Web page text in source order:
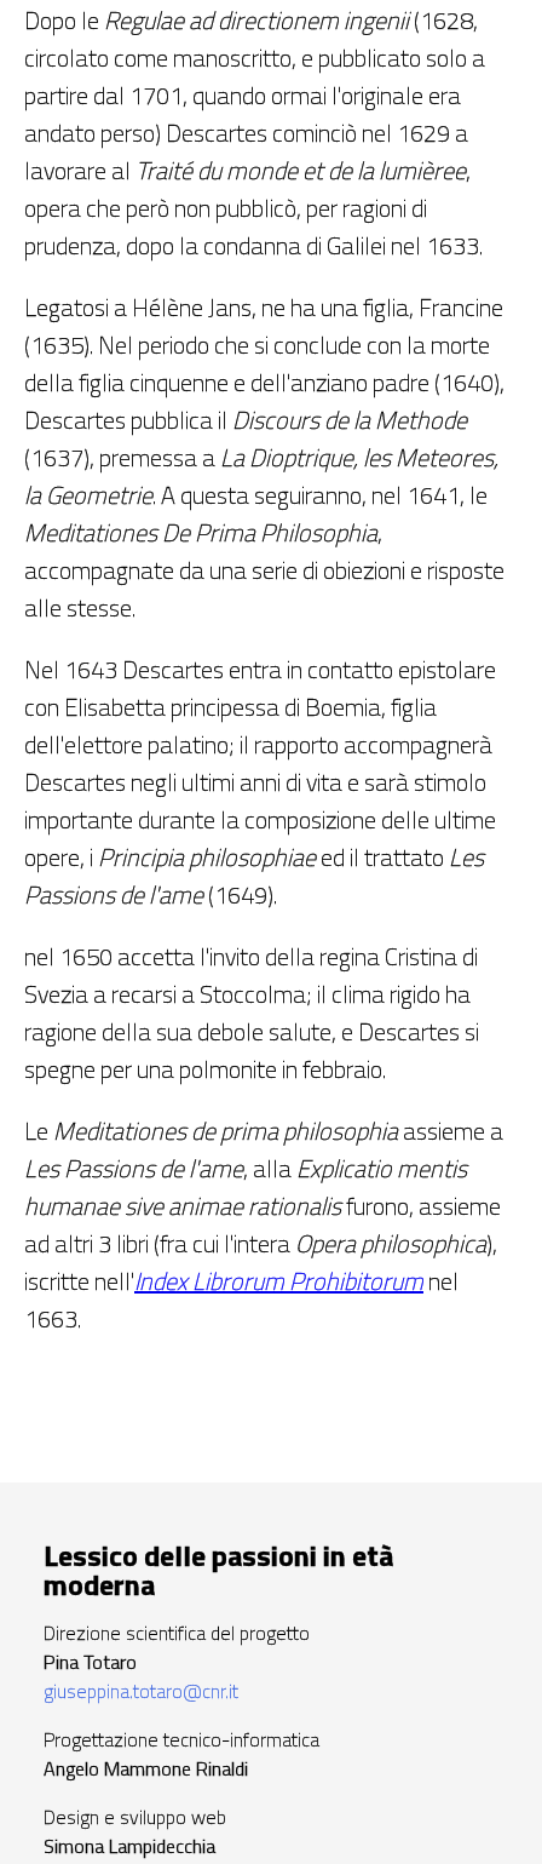
Dopo leRegulae ad directionem ingenii(1628,
circolato come manoscritto, e pubblicato solo a
partire dal 1701, quando ormai l'originale era
andato perso) Descartes cominciò nel 1629 a
lavorare al Traité du monde et de la lumièree,
opera che però non pubblicò, per ragioni di
prudenza, dopo la condanna di Galilei nel 1633.
Legatosi a Hélène Jans, ne ha una figlia, Francine
(1635). Nel periodo che si conclude con la morte
della figlia cinquenne e dell'anziano padre (1640),
Descartes pubblica il Discours de la Methode
(1637), premessa aLa Dioptrique, les Meteores,
la Geometrie. A questa seguiranno, nel 1641, le
Meditationes De Prima Philosophia,
accompagnate da una serie di obiezioni e risposte
alle stesse.
Nel 1643 Descartes entra in contatto epistolare
con Elisabetta principessa di Boemia, figlia
dell'elettore palatino; il rapporto accompagnerà
Descartes negli ultimi anni di vita e sarà stimolo
importante durante la composizione delle ultime
opere, iPrincipia philosophiaeed il trattatoLes
Passions de l'ame(1649).
nel 1650 accetta l'invito della regina Cristina di
Svezia a recarsi a Stoccolma; il clima rigido ha
ragione della sua debole salute, e Descartes si
spegne per una polmonite in febbraio.
LeMeditationes de prima philosophiaassieme a
Les Passions de l'ame, allaExplicatio mentis
humanae sive animae rationalisfurono, assieme
ad altri 3 libri (fra cui l'interaOpera philosophica),
iscritte nell'Index Librorum Prohibitorumnel
1663.
Lessico delle passioni in età
moderna
Direzione scientifica del progetto
Pina Totaro
giuseppina.totaro@cnr.it
Progettazione tecnico-informatica
Angelo Mammone Rinaldi
Design e sviluppo web
Simona Lampidecchia